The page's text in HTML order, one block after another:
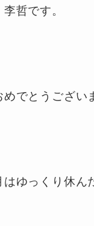
哲です。
でとうござい
はゆっくり休ん